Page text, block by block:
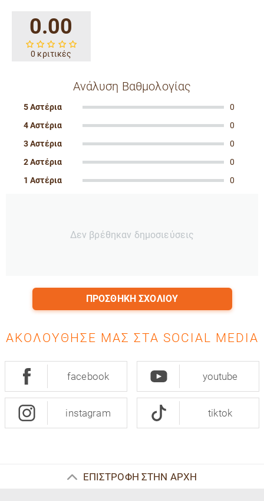
0.00
0 κριτικές
Ανάλυση Βαθμολογίας
5 Αστέρια
0
4 Αστέρια
0
3 Αστέρια
0
2 Αστέρια
0
1 Αστέρια
0
Δεν βρέθηκαν δημοσιεύσεις
ΠΡΟΣΘΉΚΗ ΣΧΟΛΊΟΥ
ΑΚΟΛΟΎΘΗΣΈ ΜΑΣ ΣΤΑ SOCIAL MEDIA
facebook youtube
instagram tiktok
ΕΠΙΣΤΡΟΦΗ ΣΤΗΝ ΑΡΧΗ